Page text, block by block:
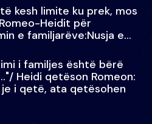
kesh limite ku prek, mos
Heidit për
e familjarëve:Nusja e
i familjes është bërë
Heidi qetëson Romeon:
i qetë, ata qetësohen